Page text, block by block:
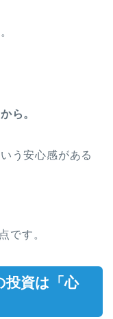
ら。
う安心感がある
です。
資は「心